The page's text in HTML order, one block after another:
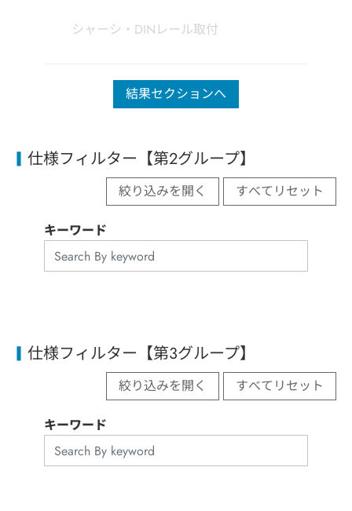
シャーシ・DINレール取付
結果セクションへ
仕様フィルター【第2グループ】
絞り込みを開く すべてリセット
キーワード
仕様フィルター【第3グループ】
絞り込みを開く すべてリセット
キーワード